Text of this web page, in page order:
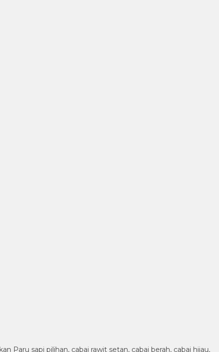
Paru sapi pilihan, cabai rawit setan, cabai berah, cabai hijau,